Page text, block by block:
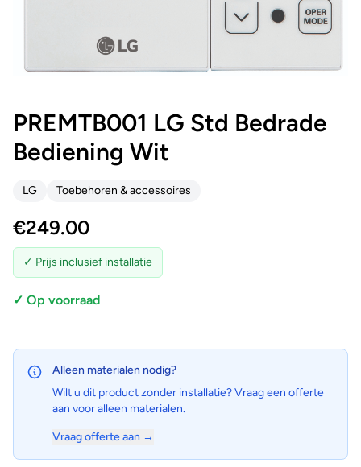
PREMTB001 LG Std Bedrade
Bediening Wit
LG Toebehoren & accessoires
€249.00
✓ Prijs inclusief installatie
✓ Op voorraad
Alleen materialen nodig?
Wilt u dit product zonder installatie? Vraag een offerte
aan voor alleen materialen.
Vraag offerte aan →